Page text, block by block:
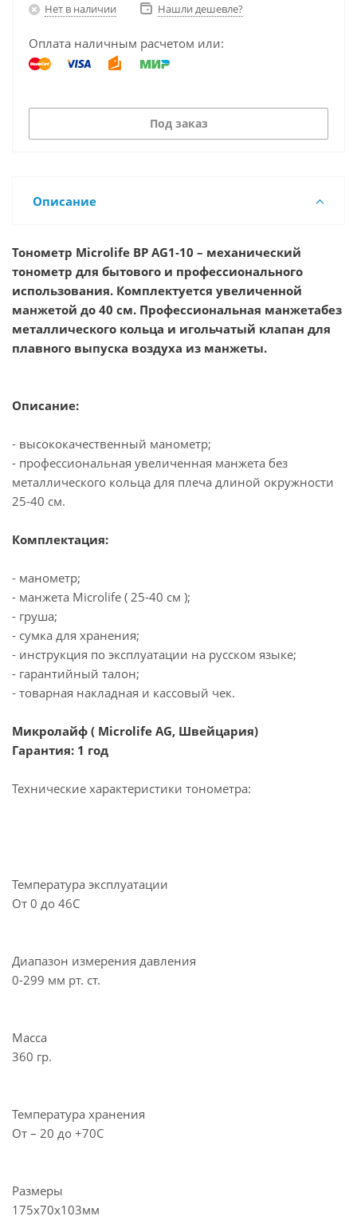
Нет в наличии Нашли дешевле?
Оплата наличным расчетом или:
Под заказ
Описание
Тонометр Microlife BP AG1-10 – механический
тонометр для бытового и профессионального
использования. Комплектуется увеличенной
манжетой до 40 см. Профессиональная манжетабез
металлического кольца и игольчатый клапан для
плавного выпуска воздуха из манжеты.
Описание:
- высококачественный манометр;
- профессиональная увеличенная манжета без
металлического кольца для плеча длиной окружности
25-40 см.
Комплектация:
- манометр;
- манжета Microlife ( 25-40 см );
- груша;
- сумка для хранения;
- инструкция по эксплуатации на русском языке;
- гарантийный талон;
- товарная накладная и кассовый чек.
Микролайф ( Microlife AG, Швейцария)
Гарантия: 1 год
Технические характеристики тонометра:
Температура эксплуатации
От 0 до 46С
Диапазон измерения давления
0-299 мм рт. ст.
Масса
360 гр.
Температура хранения
От – 20 до +70С
Размеры
175х70х103мм